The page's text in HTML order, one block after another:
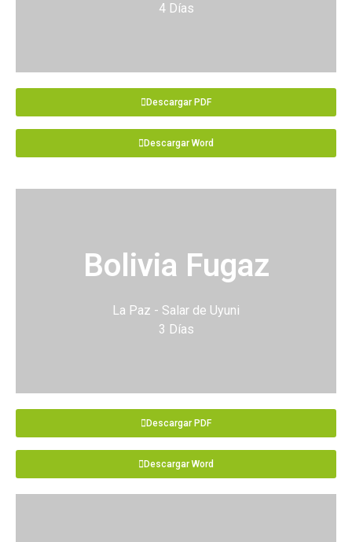
4 Días
Descargar PDF
Descargar Word
Bolivia Fugaz
La Paz - Salar de Uyuni
3 Días
Descargar PDF
Descargar Word